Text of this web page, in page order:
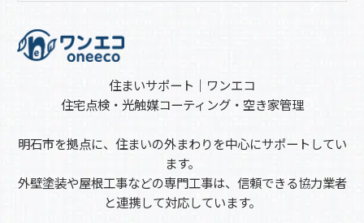
住まいサポート｜ワンエコ
住宅点検・光触媒コーティング・空き家管理
明石市を拠点に、住まいの外まわりを中心にサポートしてい
ます。
外壁塗装や屋根工事などの専門工事は、信頼できる協力業者
と連携して対応しています。